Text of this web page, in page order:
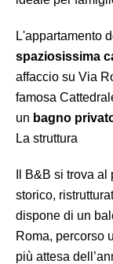
L'appartamento
spaziosissima
affaccio su Via
famosa
un bagno
La struttura
Il B&B si trova
storico,
dispone di un
Roma, percorso
più attesa